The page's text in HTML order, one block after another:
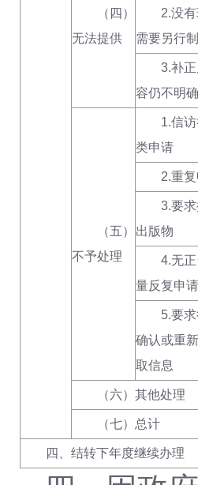
（四）
无法提供
2.没
需要另行
3.补
容仍不明确
（五）
不予处理
1.信
类申请
2.重
3.要
出版物
4.无
量反复申请
5.要
确认或重
取信息
（六）其他处理
（七）总计
四、结转下年度继续办理